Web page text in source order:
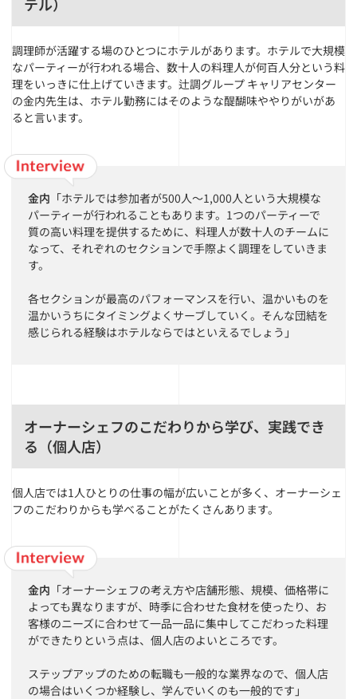
調理師が活躍する場のひとつにホテルがあります。ホテルで大規模
なパーティーが行われる場合、数十人の料理人が何百人分という料
理をいっきに仕上げていきます。辻調グループ キャリアセンター
の金内先生は、ホテル勤務にはそのような醍醐味ややりがいがあ
ると言います。
金内 「ホテルでは参加者が500人〜1,000人という大規模な
パーティーが行われることもあります。1つのパーティーで
質の高い料理を提供するために、料理人が数十人のチームに
なって、それぞれのセクションで手際よく調理をしていきま
す。
各セクションが最高のパフォーマンスを行い、温かいものを
温かいうちにタイミングよくサーブしていく。そんな団結を
感じられる経験はホテルならではといえるでしょう」
オーナーシェフのこだわりから学び、実践でき
る（個人店）
個人店では1人ひとりの仕事の幅が広いことが多く、オーナーシェ
フのこだわりからも学べることがたくさんあります。
金内 「オーナーシェフの考え方や店舗形態、規模、価格帯に
よっても異なりますが、時季に合わせた食材を使ったり、お
客様のニーズに合わせて一品一品に集中してこだわった料理
ができたりという点は、個人店のよいところです。
ステップアップのための転職も一般的な業界なので、個人店
の場合はいくつか経験し、学んでいくのも一般的です」